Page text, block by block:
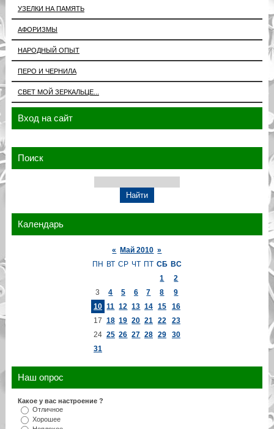
УЗЕЛКИ НА ПАМЯТЬ
АФОРИЗМЫ
НАРОДНЫЙ ОПЫТ
ПЕРО И ЧЕРНИЛА
СВЕТ МОЙ ЗЕРКАЛЬЦЕ...
Вход на сайт
Поиск
Календарь
« Май 2010 »
ПН ВТ СР ЧТ ПТ СБ ВС
1
2
3
4 5 6 7 8
9
10 11 12 13 14 15
16
17 18 19 20 21 22
23
24 25 26 27 28 29
30
31
Наш опрос
Какое у вас настроение ?
Отличное
Хорошее